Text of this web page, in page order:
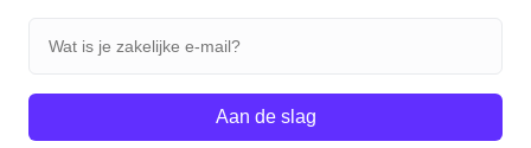
Aan de slag